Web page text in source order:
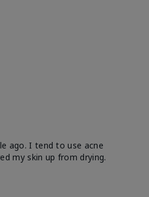
ago. I tend to use acne
my skin up from drying.